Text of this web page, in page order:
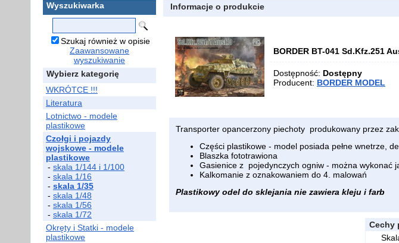
Wyszukiwarka
Szukaj również w opisie
Zaawansowane
wyszukiwanie
Wybierz kategorię
WKRÓTCE !!!
Literatura
Lotnictwo - modele
plastikowe
Czołgi i pojazdy
wojskowe - modele
plastikowe
- skala 1/144 i 1/100
- skala 1/16
- skala 1/35
- skala 1/48
- skala 1/56
- skala 1/72
Okręty i Statki - modele
plastikowe
Informacje o produkcie
BORDER BT-041 Sd.Kfz.251
Dostępność: Dostępny
Producent: BORDER MODEL
Transporter opancerzony piechoty produkowany przez
Części plastikowe - model posiada pełne wnetrze,
Blaszka fototrawiona
Gasienice z pojedynczych ogniw - można wykonać
Kalkomanie z oznakowaniem do 4. malowań
Plastikowy odel do sklejania nie zawiera kleju i farb
Cechy